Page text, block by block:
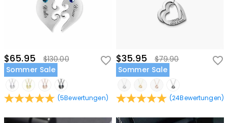
$65.95
$130.00
Sommer Sale
(5Bewertungen)
$35.95
$79.90
Sommer Sale
(24Bewertungen)